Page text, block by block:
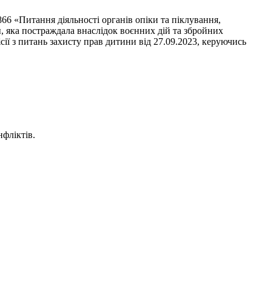
«Питання діяльності органів опіки та піклування,
постраждала внаслідок воєнних дій та збройних
з питань захисту прав дитини від 27.09.2023, керуючись